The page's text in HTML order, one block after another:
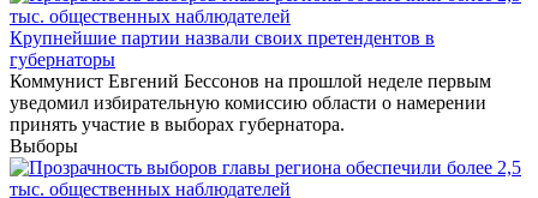
Крупнейшие партии назвали своих претендентов в
губернаторы
Коммунист Евгений Бессонов на прошлой неделе первым
уведомил избирательную комиссию области о намерении
принять участие в выборах губернатора.
Выборы